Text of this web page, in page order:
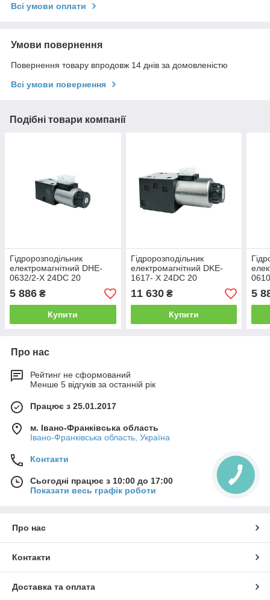
Всі умови оплати
Умови повернення
Повернення товару впродовж 14 днів за домовленістю
Всі умови повернення
Подібні товари компанії
Гідророзподільник
електромагнітний DHE-
0632/2-X 24DC 20
5 886 ₴
Купити
Гідророзподільник
електромагнітний DKE-
1617- X 24DC 20
11 630₴
Купити
5
Про нас
Рейтинг не сформований
Менше 5 відгуків за останній рік
Працює з 25.01.2017
м. Івано-Франківська область
Івано-Франківська область, Україна
Контакти
Сьогодні працює з 10:00 до 17:00
Показати весь графік роботи
Про нас
Контакти
Доставка та оплата